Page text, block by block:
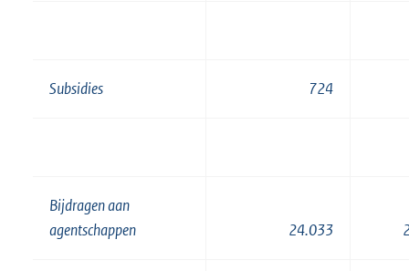
Subsidies 724
Bijdragen aan
agentschappen
24.033